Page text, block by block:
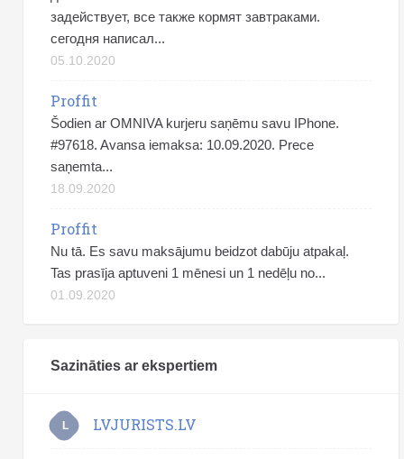
задействует, все также кормят завтраками.
сегодня написал...
05.10.2020
Proffit
Šodien ar OMNIVA kurjeru saņēmu savu IPhone.
#97618. Avansa iemaksa: 10.09.2020. Prece
saņemta...
18.09.2020
Proffit
Nu tā. Es savu maksājumu beidzot dabūju atpakaļ.
Tas prasīja aptuveni 1 mēnesi un 1 nedēļu no...
01.09.2020
Sazināties ar ekspertiem
L LVJURISTS.LV